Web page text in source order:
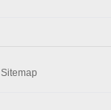
Sitemap